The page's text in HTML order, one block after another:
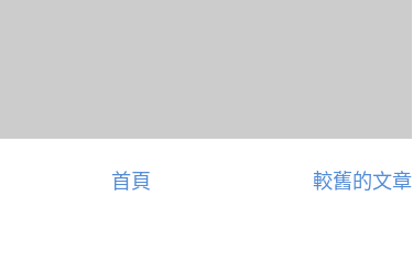
較舊的文章
首頁